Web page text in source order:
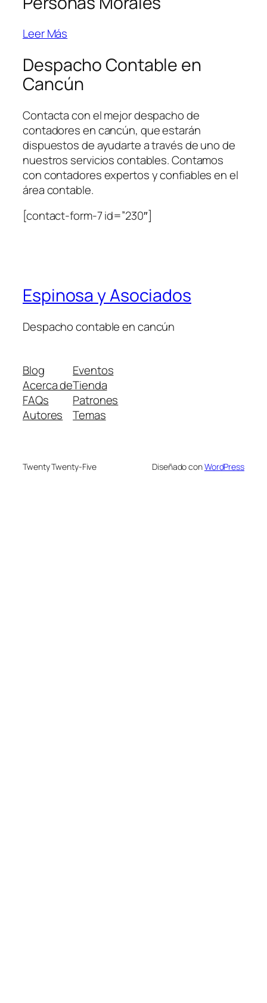
Leer Más
Despacho Contable en
Cancún
Contacta con el mejor despacho de
contadores en cancún, que estarán
dispuestos de ayudarte a través de uno de
nuestros servicios contables. Contamos
con contadores expertos y confiables en el
área contable.
[contact-form-7 id=”230″]
Espinosa y Asociados
Despacho contable en cancún
Blog
Acerca de
FAQs
Autores
Eventos
Tienda
Patrones
Temas
Twenty Twenty-Five Diseñado conWordPress